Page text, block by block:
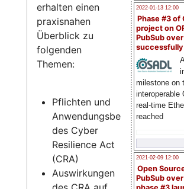
2022-01-13 12:00
Phase #3 of
project on
PubSub over
milestone on
interoperable
real-time
reached
2021-02-09 12:00
Open
PubSub
erhalten einen
praxisnahen
Überblick zu
folgenden
Themen:
Pflichten und
Anwendungsbereich
des Cyber
Resilience Act
(CRA)
Auswirkungen